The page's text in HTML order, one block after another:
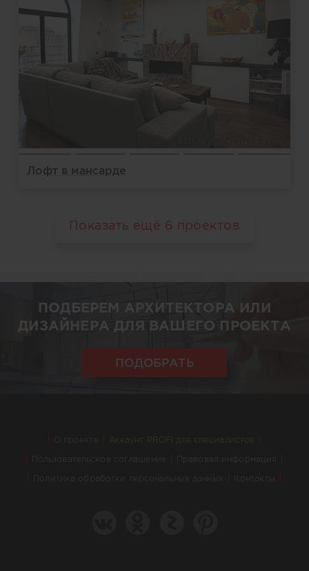
Лофт в мансарде
Показать ещё 6 проектов
ПОДБЕРЕМ АРХИТЕКТОРА ИЛИ
ДИЗАЙНЕРА ДЛЯ ВАШЕГО ПРОЕКТА
ПОДОБРАТЬ
О проекте Аккаунт PROFI для специалистов
Пользовательское соглашение Правовая информация
Политика обработки персональных данных Контакты